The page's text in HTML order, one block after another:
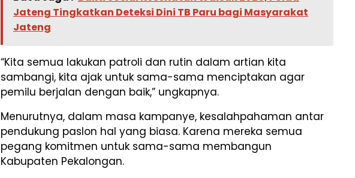
Jateng Tingkatkan Deteksi Dini TB Paru bagi Masyarakat
Jateng
“Kita semua lakukan patroli dan rutin dalam artian kita
sambangi, kita ajak untuk sama-sama menciptakan agar
pemilu berjalan dengan baik,” ungkapnya.
Menurutnya, dalam masa kampanye, kesalahpahaman antar
pendukung paslon hal yang biasa. Karena mereka semua
pegang komitmen untuk sama-sama membangun
Kabupaten Pekalongan.